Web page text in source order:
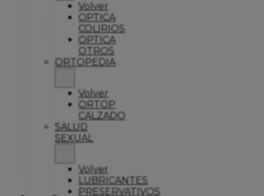
Volver
OPTICA
COLIRIOS
OPTICA
OTROS
ORTOPEDIA
Volver
ORTOP
CALZADO
SALUD
SEXUAL
Volver
LUBRICANTES
PRESERVATIVOS